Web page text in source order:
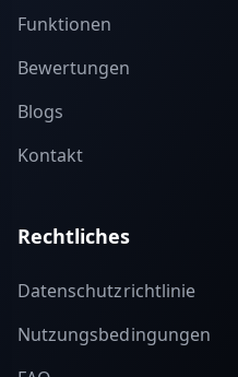
Funktionen
Bewertungen
Blogs
Kontakt
Rechtliches
Datenschutzrichtlinie
Nutzungsbedingungen